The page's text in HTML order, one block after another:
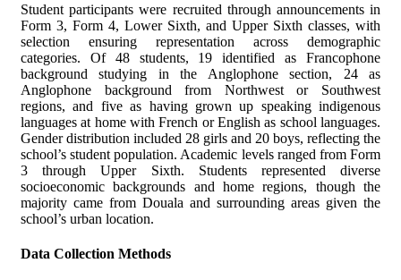
Student participants were recruited through announcements in
Form 3, Form 4, Lower Sixth, and Upper Sixth classes, with
selection ensuring representation across demographic
categories. Of 48 students, 19 identified as Francophone
background studying in the Anglophone section, 24 as
Anglophone background from Northwest or Southwest
regions, and five as having grown up speaking indigenous
languages at home with French or English as school languages.
Gender distribution included 28 girls and 20 boys, reflecting the
school’s student population. Academic levels ranged from Form
3 through Upper Sixth. Students represented diverse
socioeconomic backgrounds and home regions, though the
majority came from Douala and surrounding areas given the
school’s urban location.
Data Collection Methods